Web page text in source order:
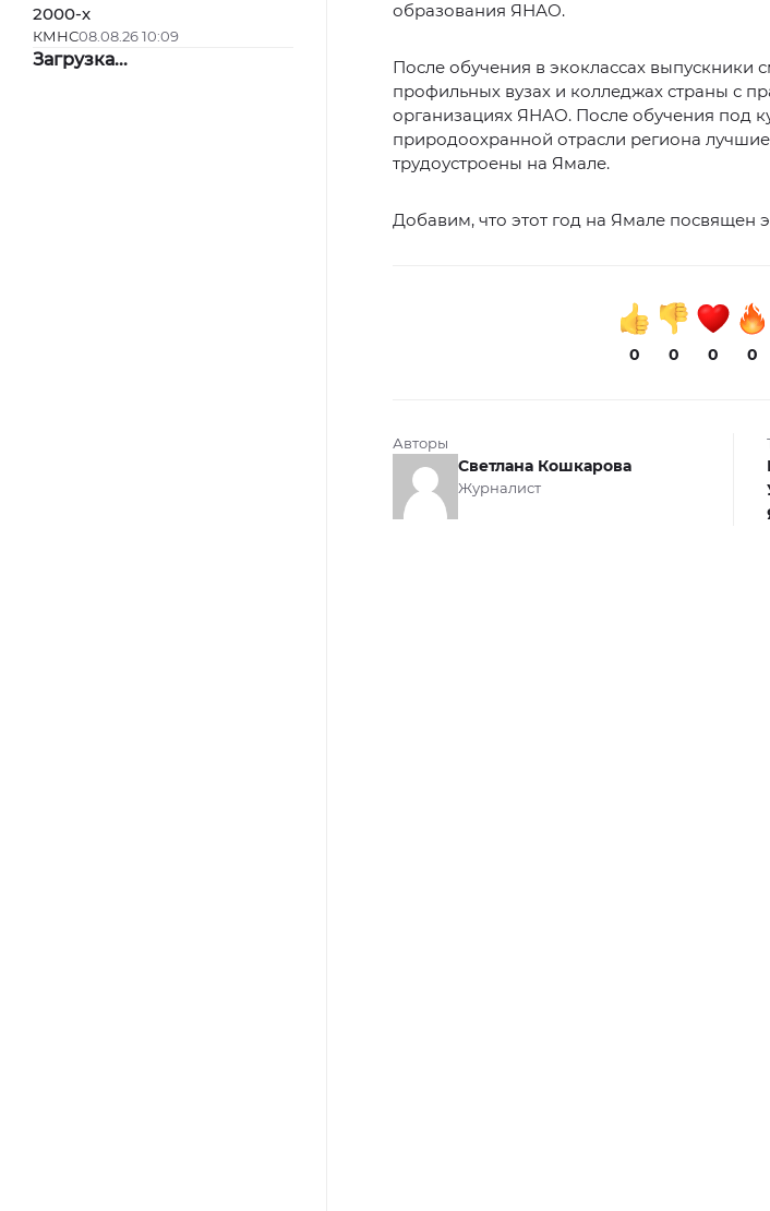
2000-х
КМНС08.08.26 10:09
Загрузка...
образования ЯНАО.
После обучения в экоклассах выпускники
профильных вузах и колледжах страны с
организациях ЯНАО. После обучения под
природоохранной отрасли региона
трудоустроены на Ямале.
Добавим, что этот год на Ямале посвящен
0 0 0 0
Авторы
Светлана Кошкарова
Журналист